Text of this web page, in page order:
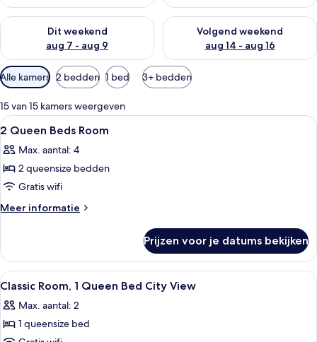
Dit weekend
aug 7 - aug 9
De beschikbaarheid controleren voor dit weekend aug 7 -
Volgend weekend
aug 14 - aug 16
De beschikbaarheid
Beschikbare
filters
voor
kamers
Alle kamers 2 bedden 1 bed 3+ bedden
15 van 15 kamers weergeven
Alle
foto's
voor
2
Queen
Beds
Hypoallergeen beddengoed,
3
2 Queen Beds Room
Max. aantal: 4
2 queensize bedden
Gratis wifi
Meer informatie
Meer
Queen
Beds
Room
Prijzen voor je datums bekijken
Alle
foto's
voor
Classic
14
Classic Room, 1 Queen Bed City View
Max. aantal: 2
1 queensize bed